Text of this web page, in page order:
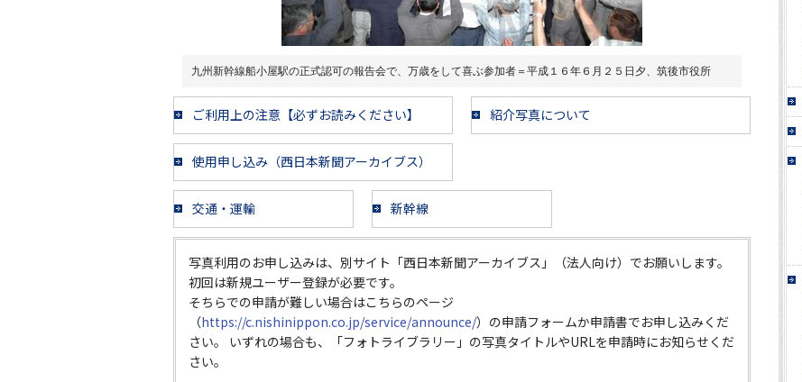
九州新幹線船小屋駅の正式認可の報告会で、万歳をして喜ぶ参加者＝平成１６年６月２５日夕、筑後市役所
ご利用上の注意【必ずお読みください】 紹介写真について
使用申し込み（西日本新聞アーカイブス）
交通・運輸 新幹線
写真利用のお申し込みは、別サイト「西日本新聞アーカイブス」（法人向け）でお願いします。
初回は新規ユーザー登録が必要です。
そちらでの申請が難しい場合はこちらのページ
（https://c.nishinippon.co.jp/service/announce/）の申請フォームか申請書でお申し込みくだ
さい。 いずれの場合も、「フォトライブラリー」の写真タイトルやURLを申請時にお知らせくだ
さい。